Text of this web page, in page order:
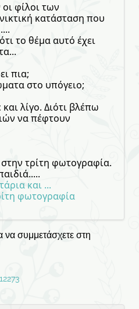
φίλοι των
κατάσταση που
το θέμα αυτό έχει
πια;
στο υπόγειο;
λίγο. Διότι βλέπω
να πέφτουν
τρίτη φωτογραφία.
και ...
φωτογραφία
να συμμετάσχετε στη